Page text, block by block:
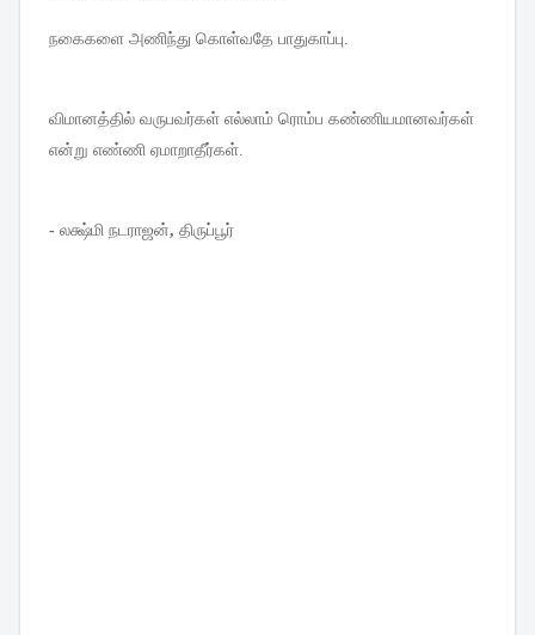
நகைகளை அணிந்து கொள்வதே பாதுகாப்பு.
விமானத்தில் வருபவர்கள் எல்லாம் ரொம்ப கண்ணியமானவர்கள்
என்று எண்ணி ஏமாறாதீர்கள்.
- லக்ஷ்மி நடராஜன், திருப்பூர்